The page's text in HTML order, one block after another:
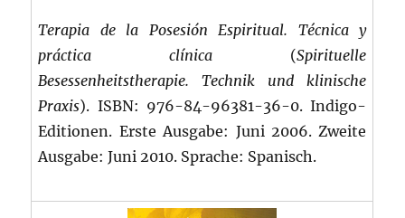
Terapia de la Posesión Espiritual. Técnica y
práctica clínica
(Spirituelle
Besessenheitstherapie. Technik und klinische
Praxis). ISBN: 976-84-96381-36-0. Indigo-
Editionen. Erste Ausgabe: Juni 2006. Zweite
Ausgabe: Juni 2010. Sprache: Spanisch.